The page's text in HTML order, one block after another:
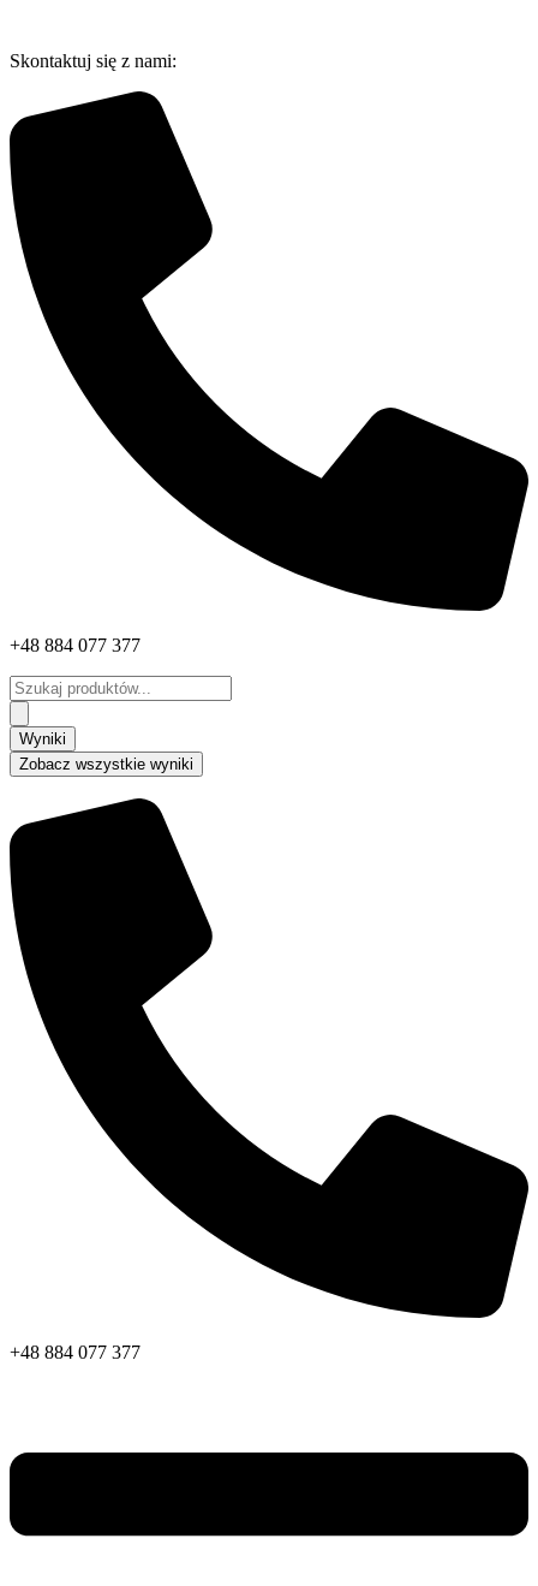
treści
Skontaktuj się z nami:
+48 884 077 377
Search
...
Wyniki
Zobacz wszystkie wyniki
+48 884 077 377